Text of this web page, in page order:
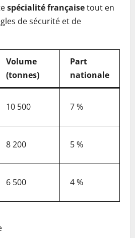
spécialité françaisetout en
de sécurité et de
Volume
(tonnes)
Part
nationale
10 500 7 %
8 200 5 %
6 500 4 %